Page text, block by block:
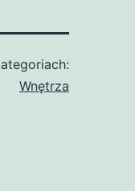
Wnętrza